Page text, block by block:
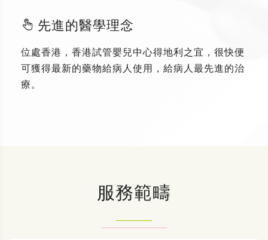
先進的醫學理念
位處香港，香港試管嬰兒中心得地利之宜，很快便
可獲得最新的藥物給病人使用，給病人最先進的治
療。
服務範疇